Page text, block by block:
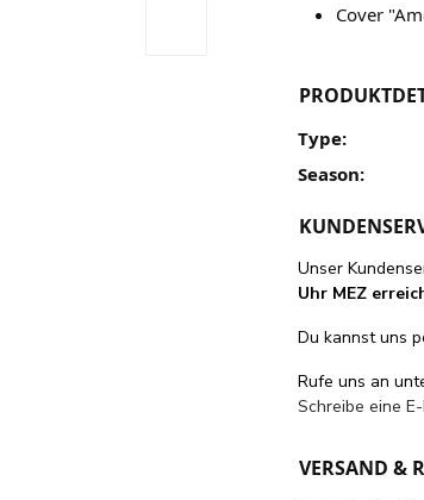
Cover
Type:
Season:
Unser
Uhr MEZ
Du kannst uns
Rufe uns an
Schreibe eine
VERSAND &